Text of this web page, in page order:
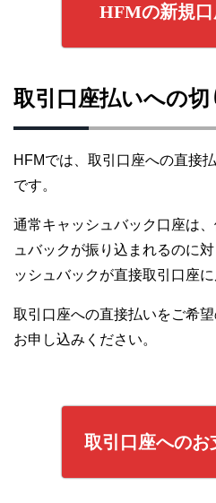
HFMの新規
取引口座払いへの
HFMでは、取引口座への直接
です。
通常キャッシュバック口座は
ュバックが振り込まれるのに
ッシュバックが直接取引口座に
取引口座への直接払いをご希
お申し込みください。
取引口座へのお